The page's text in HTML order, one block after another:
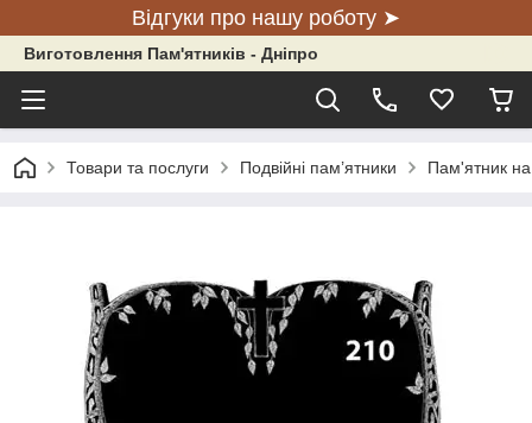
Відгуки про нашу роботу ➤
Виготовлення Пам'ятників - Дніпро
Товари та послуги Подвійні пам’ятники Пам'ятник на